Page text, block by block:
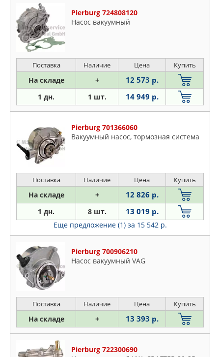
Pierburg 724808120
Насос вакуумный
Поставка Наличие Цена Купить
На складе + 12 573 р.
1 дн. 1 шт. 14 949 р.
Pierburg 701366060
Вакуумный насос, тормозная система
Поставка Наличие Цена Купить
На складе + 12 826 р.
1 дн. 8 шт. 13 019 р.
Еще предложение (1) за 15 542 р.
Pierburg 700906210
Насос вакуумный VAG
Поставка Наличие Цена Купить
На складе + 13 393 р.
Pierburg 722300690